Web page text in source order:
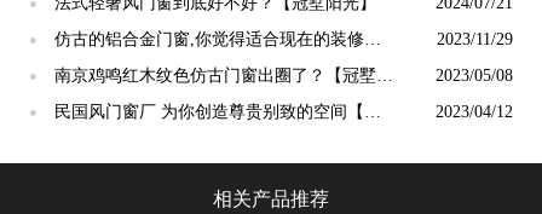
●
仿古的铝合金门窗,你觉得适合现在的装修吗?
【冠墅阳光】
2023/11/29
●
南京鸡鸣红木纹色仿古门窗出圈了？【冠墅阳
光】
2023/05/08
●
民国风门窗厂 为你创造尊贵别致的空间【冠
2023/04/12
相关产品推荐